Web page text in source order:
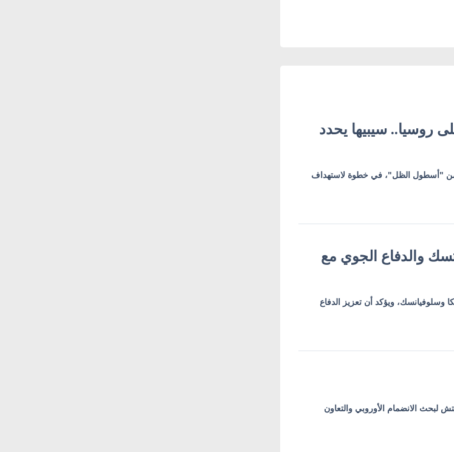
روسيا.. سيبيها يحدد
19 كياناً بينها 6 بنوك روسية و6 سفن من "أسطول الظل"، في خطوة لاستهداف
والدفاع الجوي مع
وسلوفيانسك، ويؤكد أن تعزيز الدفاع
لبحث الانضمام الأوروبي والتعاون